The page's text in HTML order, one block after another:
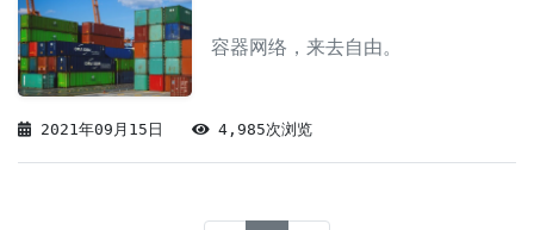
容器网络，来去自由。
2021年09月15日 4,985次浏览